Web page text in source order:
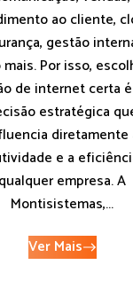
ao cliente,
gestão
Por isso,
de internet certa
estratégica
diretamente
e a
qualquer empresa. A
Montisistemas,...
Ver Mais